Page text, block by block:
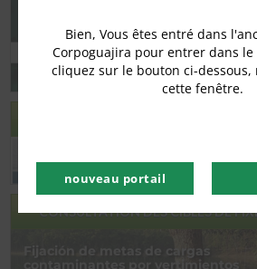
CONSULTATION DES CIBLES DE
Bien, Vous êtes entré dans
Corpoguajira pour entrer dans
cliquez sur le bouton ci-
cette fenêtre.
nouveau portail